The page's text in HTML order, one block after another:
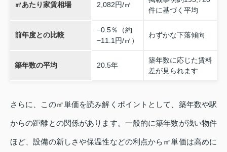
㎡あたり家賃相場 2,082円/㎡
件に基づく平均
前年度との比較
−0.5％（約
−11.1円/㎡）
わずかな下落傾向
築年数の平均 20.5年
築年数に応じた賃料
差が見られます
さらに、この㎡単価を読み解くポイントとして、築年数や駅
からの距離との関係があります。一般的に築年数が浅い物件
ほど、設備の新しさや保温性などの利点から㎡単価は高めに